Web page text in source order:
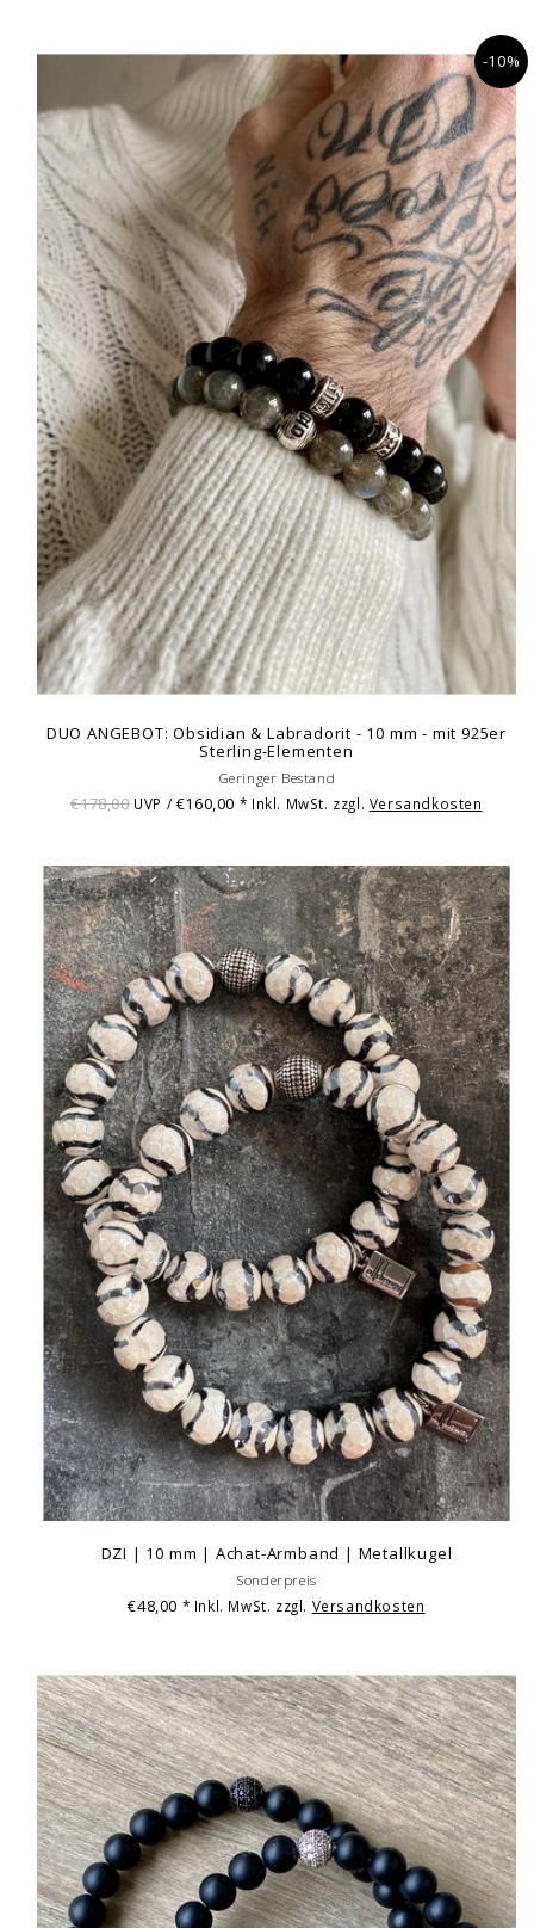
-10%
DUO ANGEBOT: Obsidian & Labradorit - 10 mm - mit 925er
Sterling-Elementen
Geringer Bestand
€178,00 UVP / €160,00 * Inkl. MwSt. zzgl. Versandkosten
DZI | 10 mm | Achat-Armband | Metallkugel
Sonderpreis
€48,00 * Inkl. MwSt. zzgl. Versandkosten